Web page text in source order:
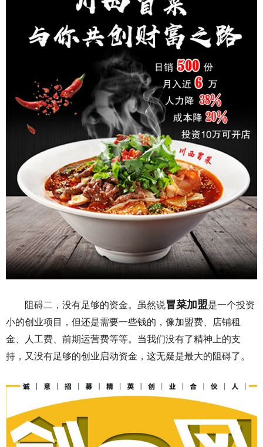
阻碍二，没有足够的资金。虽然说冒菜加盟是一个投资
小的创业项目，但还是需要一些钱的，像加盟费、店铺租
金、人工费、前期运营费等等。当我们没有了精神上的支
持，又没有足够的创业启动资金，这无疑是最大的阻碍了。